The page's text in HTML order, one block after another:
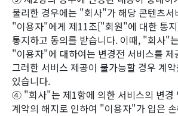
불리한 경우에는 "회사"가 해당 콘텐츠서
"이용자"에게 제11조["회원"에 대한 통
통지하고 동의를 받습니다. 이때, "회사"
"이용자"에 대하여는 변경전 서비스를 제
그러한 서비스 제공이 불가능할 경우 계
있습니다.
④ "회사"는 제1항에 의한 서비스의 변경
계약의 해지로 인하여 "이용자"가 입은